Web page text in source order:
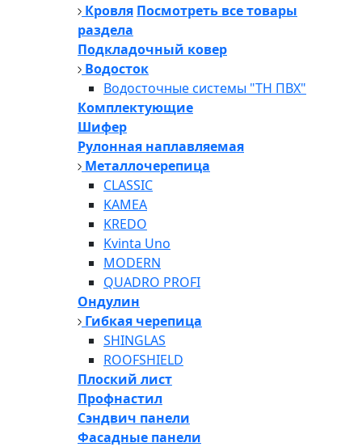
Кровля Посмотреть все товары
раздела
Подкладочный ковер
Водосток
Водосточные системы "ТН ПВХ"
Комплектующие
Шифер
Рулонная наплавляемая
Металлочерепица
CLASSIC
KAMEA
KREDO
Kvinta Uno
MODERN
QUADRO PROFI
Ондулин
Гибкая черепица
SHINGLAS
ROOFSHIELD
Плоский лист
Профнастил
Сэндвич панели
Фасадные панели